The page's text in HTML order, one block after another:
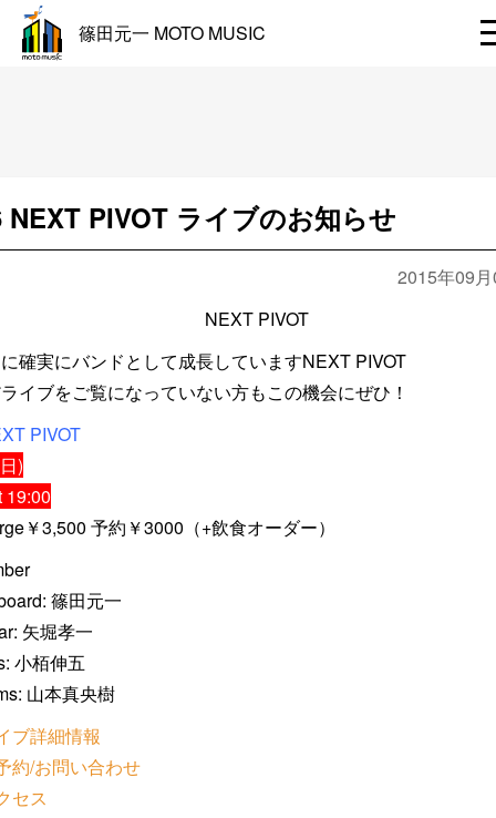
篠田元一 MOTO MUSIC
NEXT PIVOT ライブのお知らせ
2015年09
確実にバンドとして成長していますNEXT PIVOT
イブをご覧になっていない方もこの機会にぜひ！
PIVOT
)
19:00
￥3,500 予約￥3000（+飲食オーダー）
篠田元一
矢堀孝一
小栢伸五
山本真央樹
ブ詳細情報
約/お問い合わせ
セス